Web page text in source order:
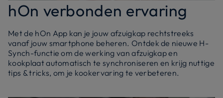
hOn verbonden ervaring
Met de hOn App kan je jouw afzuigkap rechtstreeks
vanaf jouw smartphone beheren. Ontdek de nieuwe H-
Synch-functie om de werking van afzuigkap en
kookplaat automatisch te synchroniseren en krijg nuttige
tips & tricks, om je kookervaring te verbeteren.